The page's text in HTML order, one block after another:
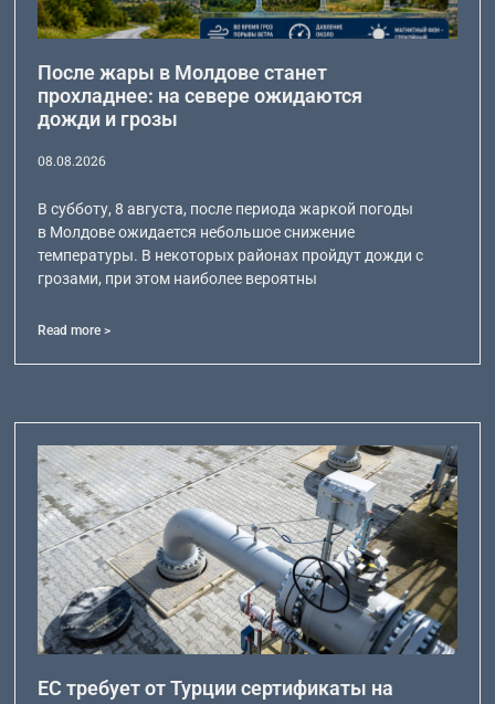
После жары в Молдове станет
прохладнее: на севере ожидаются
дожди и грозы
08.08.2026
В субботу, 8 августа, после периода жаркой погоды
в Молдове ожидается небольшое снижение
температуры. В некоторых районах пройдут дожди с
грозами, при этом наиболее вероятны
Read more >
ЕС требует от Турции сертификаты на